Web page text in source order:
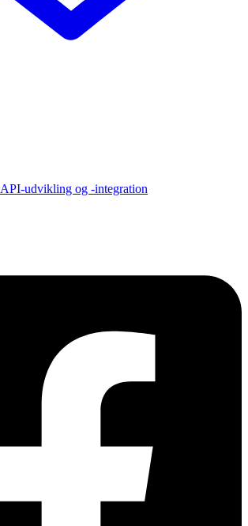
API-udvikling og -integration